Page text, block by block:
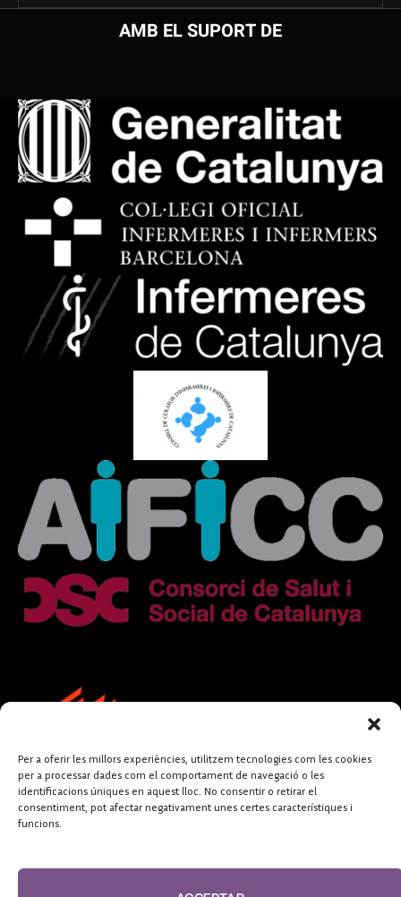
Per a oferir les millors experiències, utilitzem tecnologies com les cookies
per a processar dades com el comportament de navegació o les
identificacions úniques en aquest lloc. No consentir o retirar el
consentiment, pot afectar negativament unes certes característiques i
funcions.
AMB EL SUPORT DE
FUNDACIÓ